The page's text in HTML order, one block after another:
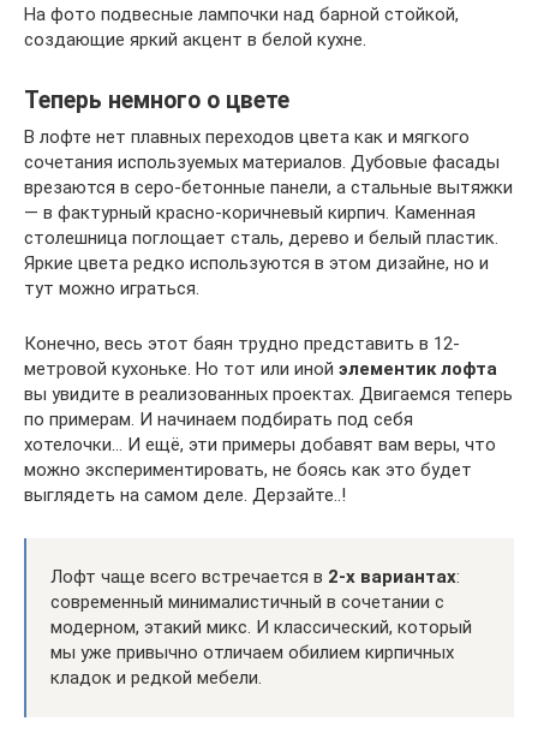
На фото подвесные лампочки над барной стойкой,
создающие яркий акцент в белой кухне.
Теперь немного о цвете
В лофте нет плавных переходов цвета как и мягкого
сочетания используемых материалов. Дубовые фасады
врезаются в серо-бетонные панели, а стальные вытяжки
— в фактурный красно-коричневый кирпич. Каменная
столешница поглощает сталь, дерево и белый пластик.
Яркие цвета редко используются в этом дизайне, но и
тут можно играться.
Конечно, весь этот баян трудно представить в 12-
метровой кухоньке. Но тот или иной элементик лофта
вы увидите в реализованных проектах. Двигаемся теперь
по примерам. И начинаем подбирать под себя
хотелочки… И ещё, эти примеры добавят вам веры, что
можно экспериментировать, не боясь как это будет
выглядеть на самом деле. Дерзайте..!
Лофт чаще всего встречается в 2-х вариантах:
современный минималистичный в сочетании с
модерном, этакий микс. И классический, который
мы уже привычно отличаем обилием кирпичных
кладок и редкой мебели.